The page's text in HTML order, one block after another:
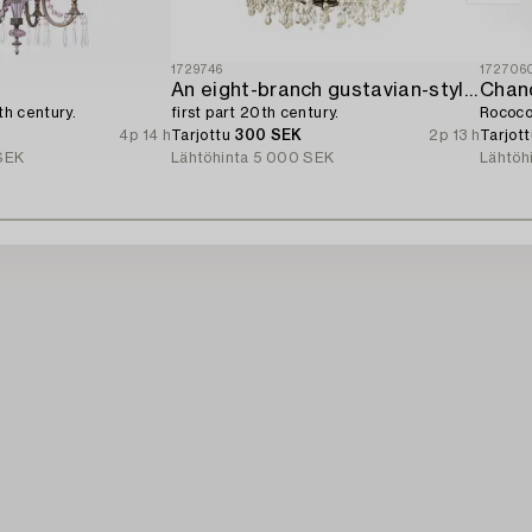
century.
4p 14 h
1729746
An eight-branch gustavian-style chandelier,
first part 20th century.
Tarjottu 300 SEK
2p 13 h
Lähtöhinta 5 000 SEK